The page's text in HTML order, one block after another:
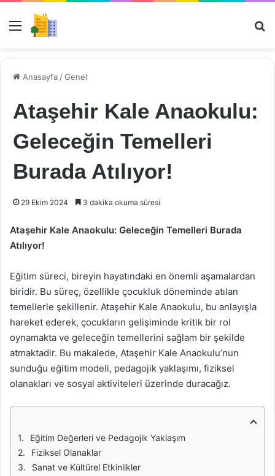
Menü
Anasayfa /Genel
Ataşehir Kale Anaokulu:
Geleceğin Temelleri
Burada Atılıyor!
29 Ekim 2024 3 dakika okuma süresi
Ataşehir Kale Anaokulu: Geleceğin Temelleri Burada
Atılıyor!
Eğitim süreci, bireyin hayatındaki en önemli aşamalardan
biridir. Bu süreç, özellikle çocukluk döneminde atılan
temellerle şekillenir. Ataşehir Kale Anaokulu, bu anlayışla
hareket ederek, çocukların gelişiminde kritik bir rol
oynamakta ve geleceğin temellerini sağlam bir şekilde
atmaktadir. Bu makalede, Ataşehir Kale Anaokulu’nun
sunduğu eğitim modeli, pedagojik yaklaşımı, fiziksel
olanakları ve sosyal aktiviteleri üzerinde duracağız.
Eğitim Değerleri ve Pedagojik Yaklaşım
Fiziksel Olanaklar
Sanat ve Kültürel Etkinlikler